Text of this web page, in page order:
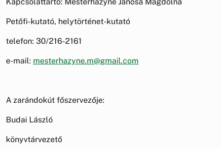
Kapcsolattartó: Mesterházyné Jánosa Magdolna
Petőfi-kutató, helytörténet-kutató
telefon: 30/216-2161
e-mail: mesterhazyne.m@gmail.com
A zarándokút főszervezője:
Budai László
könyvtárvezető